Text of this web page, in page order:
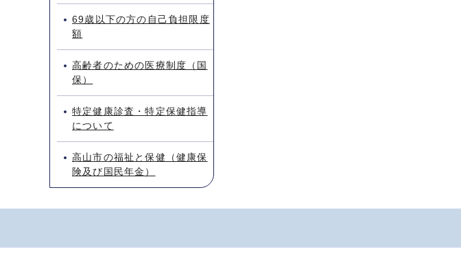
69歳以下の方の自己負担限度
額
高齢者のための医療制度（国
保）
特定健康診査・特定保健指導
について
高山市の福祉と保健（健康保
険及び国民年金）